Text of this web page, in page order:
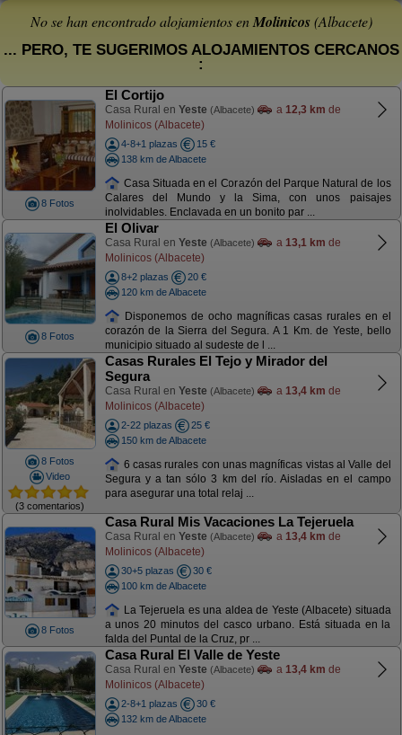
No se han encontrado alojamientos enMolinicos(Albacete)
... PERO, TE SUGERIMOS ALOJAMIENTOS CERCANOS
:
8 Fotos
El Cortijo
Casa Rural en Yeste (Albacete) a 12,3 km de
Molinicos (Albacete)
4-8+1 plazas
15 €
138 km de Albacete
Casa Situada en el Corazón del Parque Natural de los
Calares del Mundo y la Sima, con unos paisajes
inolvidables. Enclavada en un bonito par ...
8 Fotos
El Olivar
Casa Rural en Yeste (Albacete) a 13,1 km de
Molinicos (Albacete)
8+2 plazas
20 €
120 km de Albacete
Disponemos de ocho magníficas casas rurales en el
corazón de la Sierra del Segura. A 1 Km. de Yeste, bello
municipio situado al sudeste de l ...
8 Fotos
Video
(3 comentarios)
Casas Rurales El Tejo y Mirador del
Segura
Casa Rural en Yeste (Albacete) a 13,4 km de
Molinicos (Albacete)
2-22 plazas
25 €
150 km de Albacete
6 casas rurales con unas magníficas vistas al Valle del
Segura y a tan sólo 3 km del río. Aisladas en el campo
para asegurar una total relaj ...
8 Fotos
Casa Rural Mis Vacaciones La Tejeruela
Casa Rural en Yeste (Albacete) a 13,4 km de
Molinicos (Albacete)
30+5 plazas
30 €
100 km de Albacete
La Tejeruela es una aldea de Yeste (Albacete) situada
a unos 20 minutos del casco urbano. Está situada en la
falda del Puntal de la Cruz, pr ...
Casa Rural El Valle de Yeste
Casa Rural en Yeste (Albacete) a 13,4 km de
Molinicos (Albacete)
2-8+1 plazas
30 €
132 km de Albacete